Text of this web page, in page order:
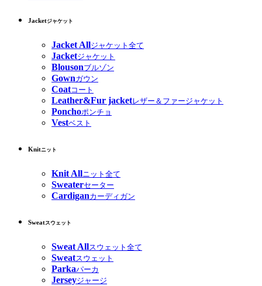
Jacketジャケット
Jacket Allジャケット全て
Jacketジャケット
Blousonブルゾン
Gownガウン
Coatコート
Leather&Fur jacketレザー＆ファージャケット
Ponchoポンチョ
Vestベスト
Knitニット
Knit Allニット全て
Sweaterセーター
Cardiganカーディガン
Sweatスウェット
Sweat Allスウェット全て
Sweatスウェット
Parkaパーカ
Jerseyジャージ